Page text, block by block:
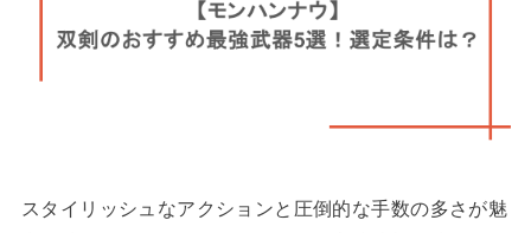
スタイリッシュなアクションと圧倒的な手数の多さが魅